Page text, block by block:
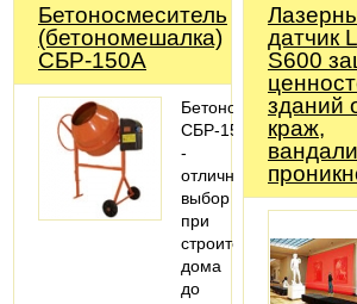
Бетоносмеситель
(бетономешалка)
СБР-150А
Бетономешалки
СБР-150А
-
отличный
выбор
при
строительстве
дома
до
датчик
S600
зданий
краж,